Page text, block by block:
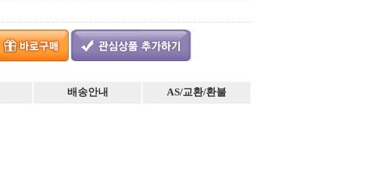
배송안내 AS/교환/환불